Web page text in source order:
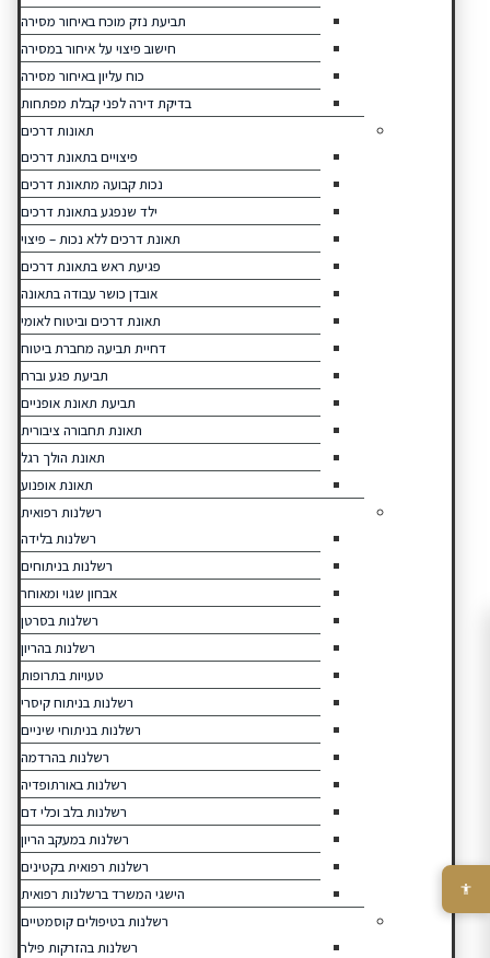
תביעת נזק מוכח באיחור מסירה
חישוב פיצוי על איחור במסירה
כוח עליון באיחור מסירה
בדיקת דירה לפני קבלת מפתחות
תאונות דרכים
פיצויים בתאונת דרכים
נכות קבועה מתאונת דרכים
ילד שנפגע בתאונת דרכים
תאונת דרכים ללא נכות – פיצוי
פגיעת ראש בתאונת דרכים
אובדן כושר עבודה בתאונה
תאונת דרכים וביטוח לאומי
דחיית תביעה מחברת ביטוח
תביעת פגע וברח
תביעת תאונת אופניים
תאונת תחבורה ציבורית
תאונת הולך רגל
תאונת אופנוע
רשלנות רפואית
רשלנות בלידה
רשלנות בניתוחים
אבחון שגוי ומאוחר
רשלנות בסרטן
רשלנות בהריון
טעויות בתרופות
רשלנות בניתוח קיסרי
רשלנות בניתוחי שיניים
רשלנות בהרדמה
רשלנות באורתופדיה
רשלנות בלב וכלי דם
רשלנות במעקב הריון
רשלנות רפואית בקטינים
הישגי המשרד ברשלנות רפואית
רשלנות בטיפולים קוסמטיים
רשלנות בהזרקות פילר